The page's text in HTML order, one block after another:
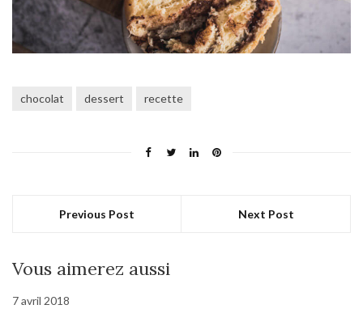
chocolat dessert recette
Previous Post Next Post
Vous aimerez aussi
7 avril 2018